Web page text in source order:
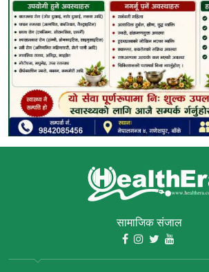
सामाजिक संजाल